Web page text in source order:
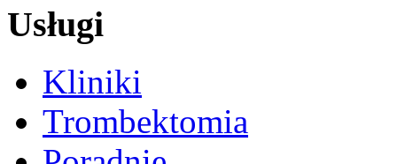
Usługi
Kliniki
Trombektomia